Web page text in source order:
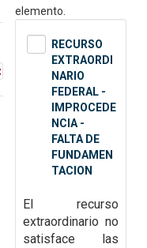
elemento.
RECURSO
EXTRAORDI
NARIO
FEDERAL -
IMPROCEDE
NCIA -
FALTA DE
FUNDAMEN
TACION
El recurso
extraordinario no
satisface las